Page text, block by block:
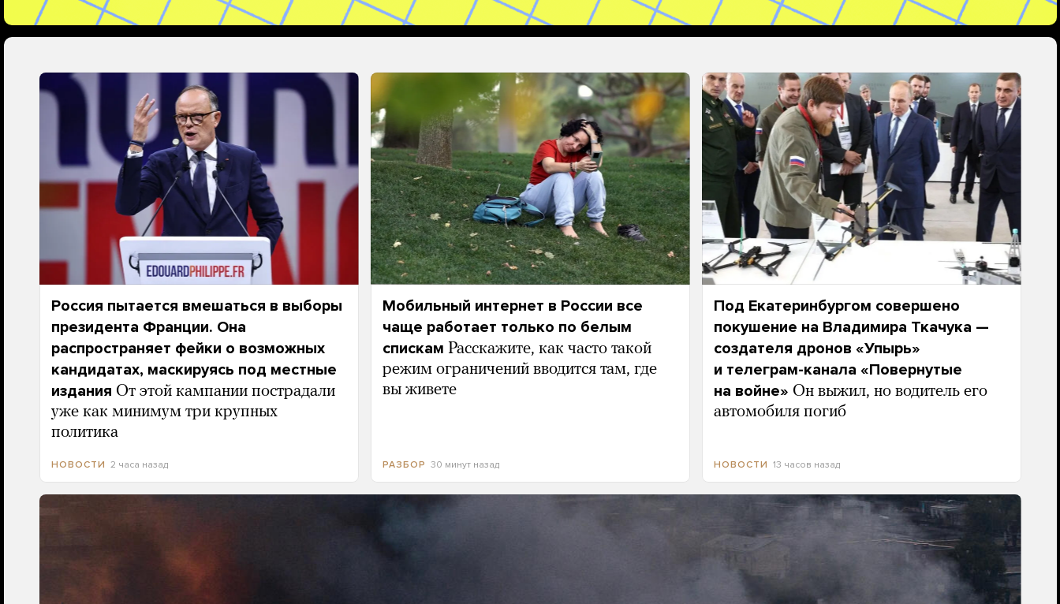
Россия пытается вмешаться в выборы
президента Франции. Она
распространяет фейки о возможных
кандидатах, маскируясь под местные
издания От этой кампании пострадали
уже как минимум три крупных
политика
НОВОСТИ 2 часа назад
Мобильный интернет в России все
чаще работает только по белым
спискам Расскажите, как часто такой
режим ограничений вводится там, где
вы живете
РАЗБОР 30 минут назад
Под Екатеринбургом совершено
покушение на Владимира Ткачука —
создателя дронов «Упырь»
и телеграм-канала «Повернутые
на войне» Он выжил, но водитель его
автомобиля погиб
НОВОСТИ 13 часов назад